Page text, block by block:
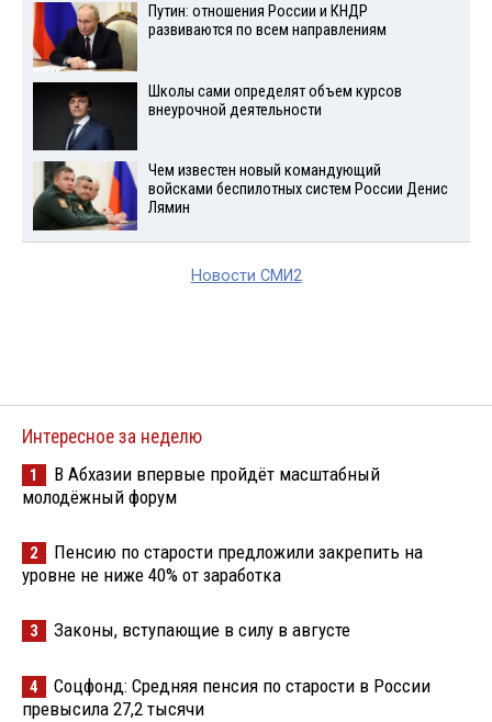
Путин: отношения России и КНДР
развиваются по всем направлениям
Школы сами определят объем курсов
внеурочной деятельности
Чем известен новый командующий
войсками беспилотных систем России Денис
Лямин
Новости СМИ2
Интересное за неделю
1
В Абхазии впервые пройдёт масштабный
молодёжный форум
2
Пенсию по старости предложили закрепить на
уровне не ниже 40% от заработка
3 Законы, вступающие в силу в августе
4
Соцфонд: Средняя пенсия по старости в России
превысила 27,2 тысячи